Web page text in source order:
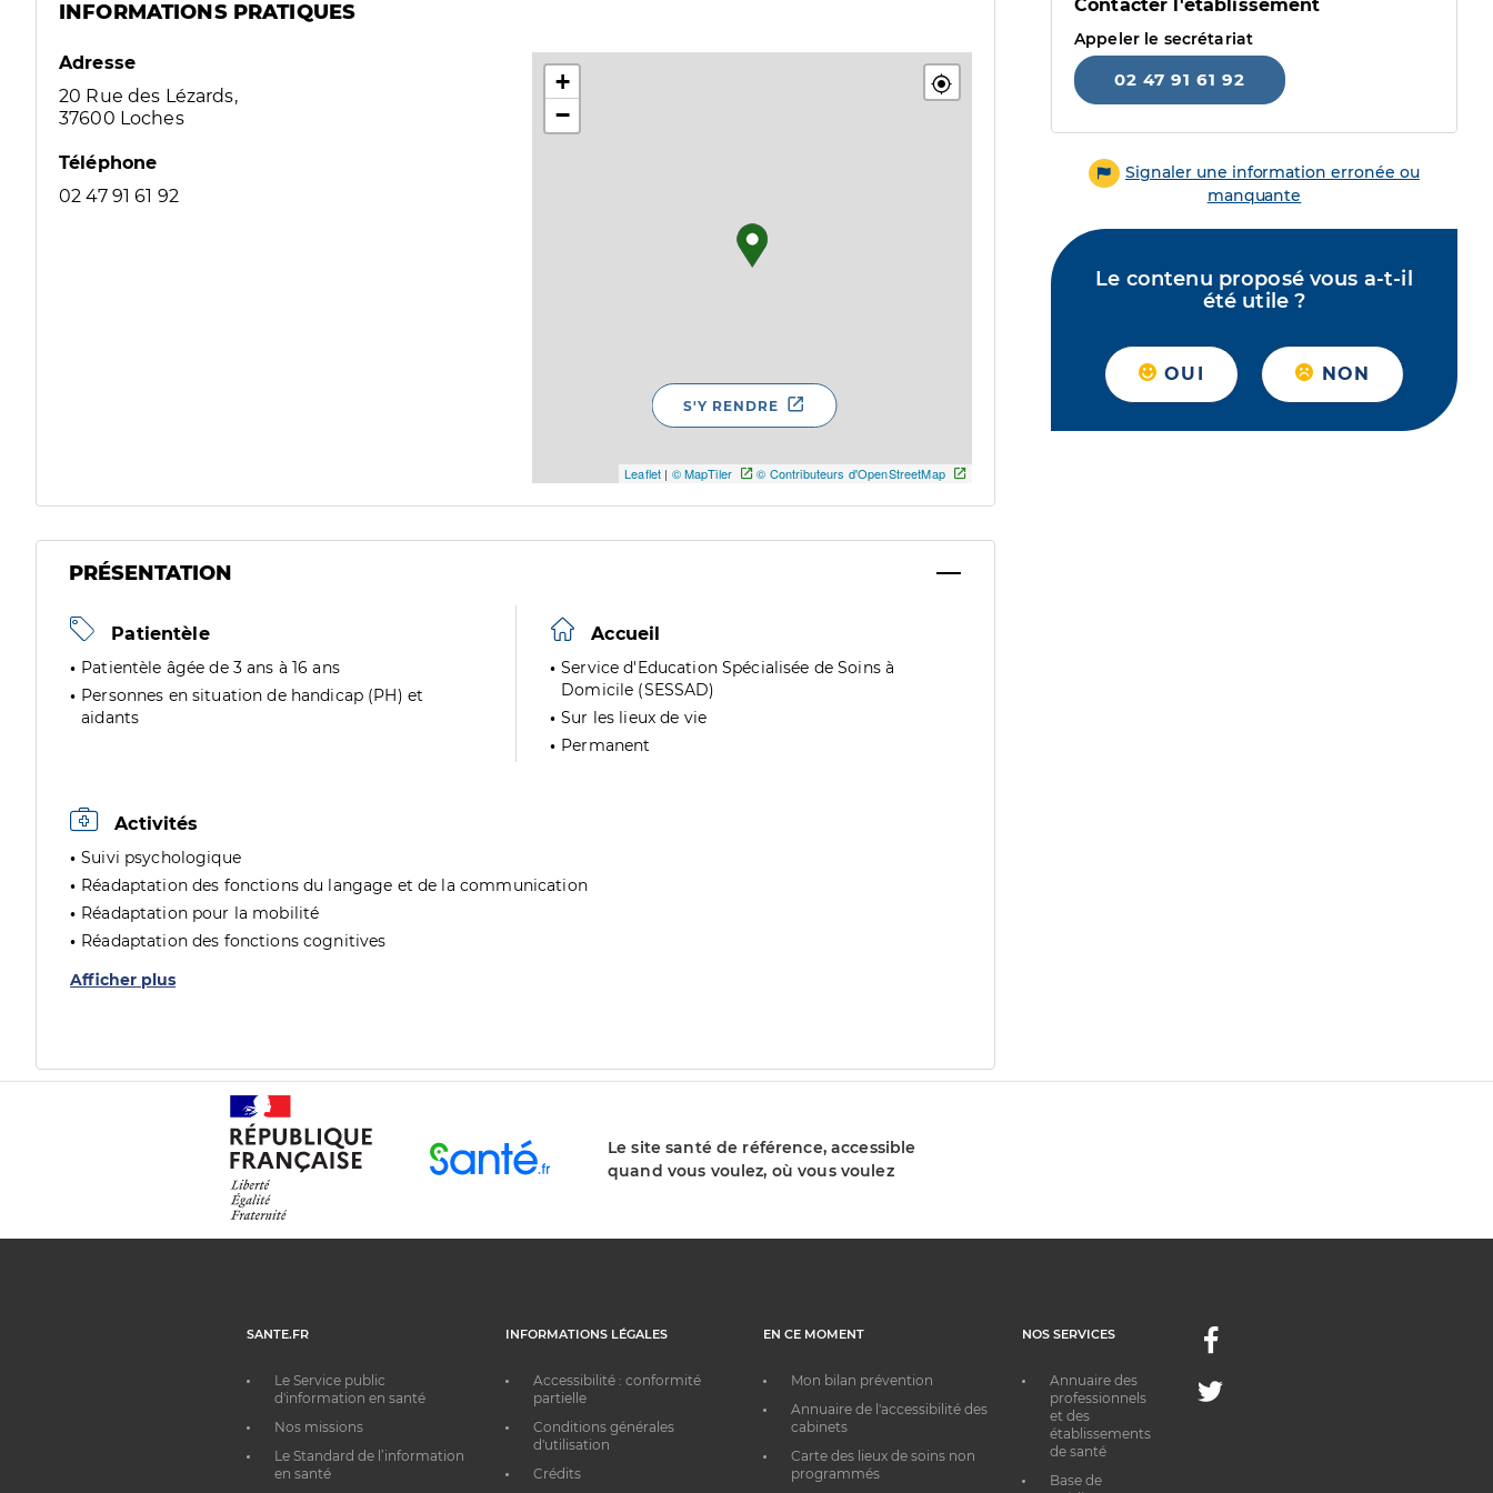
INFORMATIONS PRATIQUES
Adresse
20 Rue des Lézards,
37600 Loches
Téléphone
02 47 91 61 92
+
−
Leaflet | © MapTiler © Contributeurs d'OpenStreetMap
S'Y RENDRE
PRÉSENTATION
Patientèle
Patientèle âgée de 3 ans à 16 ans
Personnes en situation de handicap (PH) et
aidants
Accueil
Service d'Education Spécialisée de Soins à
Domicile (SESSAD)
Sur les lieux de vie
Permanent
Activités
Suivi psychologique
Réadaptation des fonctions du langage et de la communication
Réadaptation pour la mobilité
Réadaptation des fonctions cognitives
Afficher plus
Contacter l'établissement
Appeler le secrétariat
02 47 91 61 92
Signaler une information erronée ou
manquante
Le contenu proposé vous a-t-il
été utile ?
OUI NON
Le site santé de référence, accessible
quand vous voulez, où vous voulez
SANTE.FR
Le Service public
d'information en santé
Nos missions
Le Standard de l’information
en santé
INFORMATIONS LÉGALES
Accessibilité : conformité
partielle
Conditions générales
d'utilisation
Crédits
EN CE MOMENT
Mon bilan prévention
Annuaire de l'accessibilité des
cabinets
Carte des lieux de soins non
programmés
NOS SERVICES
Annuaire des
professionnels
et des
établissements
de santé
Base de
Facebook
Twitter